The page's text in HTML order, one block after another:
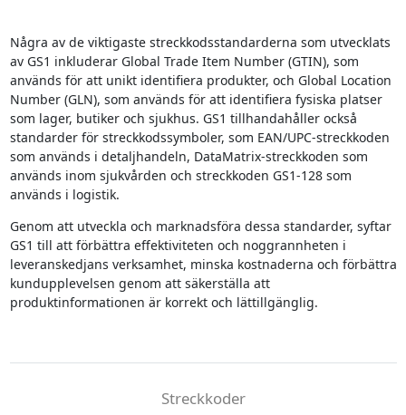
Några av de viktigaste streckkodsstandarderna som utvecklats
av GS1 inkluderar Global Trade Item Number (GTIN), som
används för att unikt identifiera produkter, och Global Location
Number (GLN), som används för att identifiera fysiska platser
som lager, butiker och sjukhus. GS1 tillhandahåller också
standarder för streckkodssymboler, som EAN/UPC-streckkoden
som används i detaljhandeln, DataMatrix-streckkoden som
används inom sjukvården och streckkoden GS1-128 som
används i logistik.
Genom att utveckla och marknadsföra dessa standarder, syftar
GS1 till att förbättra effektiviteten och noggrannheten i
leveranskedjans verksamhet, minska kostnaderna och förbättra
kundupplevelsen genom att säkerställa att
produktinformationen är korrekt och lättillgänglig.
Streckkoder